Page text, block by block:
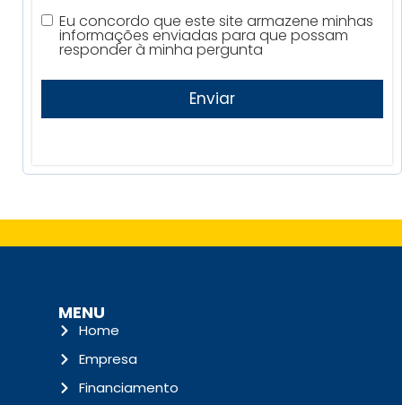
Eu concordo que este site armazene minhas
informações enviadas para que possam
responder à minha pergunta
Enviar
MENU
Home
Empresa
Financiamento